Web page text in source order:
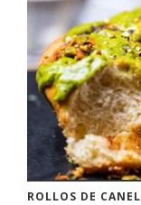
ROLLOS DE